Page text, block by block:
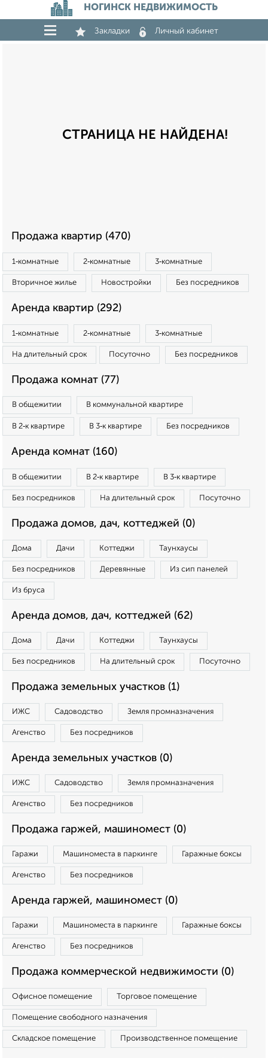
НОГИНСК НЕДВИЖИМОСТЬ
Закладки Личный кабинет
СТРАНИЦА НЕ НАЙДЕНА!
Продажа квартир (470)
1‑комнатные 2‑комнатные 3‑комнатные
Вторичное жилье Новостройки Без посредников
Аренда квартир (292)
1‑комнатные 2‑комнатные 3‑комнатные
На длительный срок Посуточно Без посредников
Продажа комнат (77)
В общежитии В коммунальной квартире
В 2‑к квартире В 3‑к квартире Без посредников
Аренда комнат (160)
В общежитии В 2‑к квартире В 3‑к квартире
Без посредников На длительный срок Посуточно
Продажа домов, дач, коттеджей (0)
Дома Дачи Коттеджи Таунхаусы
Без посредников Деревянные Из сип панелей
Из бруса
Аренда домов, дач, коттеджей (62)
Дома Дачи Коттеджи Таунхаусы
Без посредников На длительный срок Посуточно
Продажа земельных участков (1)
ИЖС Садоводство Земля промназначения
Агенство Без посредников
Аренда земельных участков (0)
ИЖС Садоводство Земля промназначения
Агенство Без посредников
Продажа гаржей, машиномест (0)
Гаражи Машиноместа в паркинге Гаражные боксы
Агенство Без посредников
Аренда гаржей, машиномест (0)
Гаражи Машиноместа в паркинге Гаражные боксы
Агенство Без посредников
Продажа коммерческой недвижимости (0)
Офисное помещение Торговое помещение
Помещение свободного назначения
Складское помещение Производственное помещение